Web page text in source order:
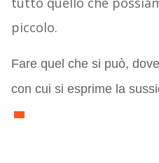
piccolo.
Fare quel che si può,
con cui si esprime la